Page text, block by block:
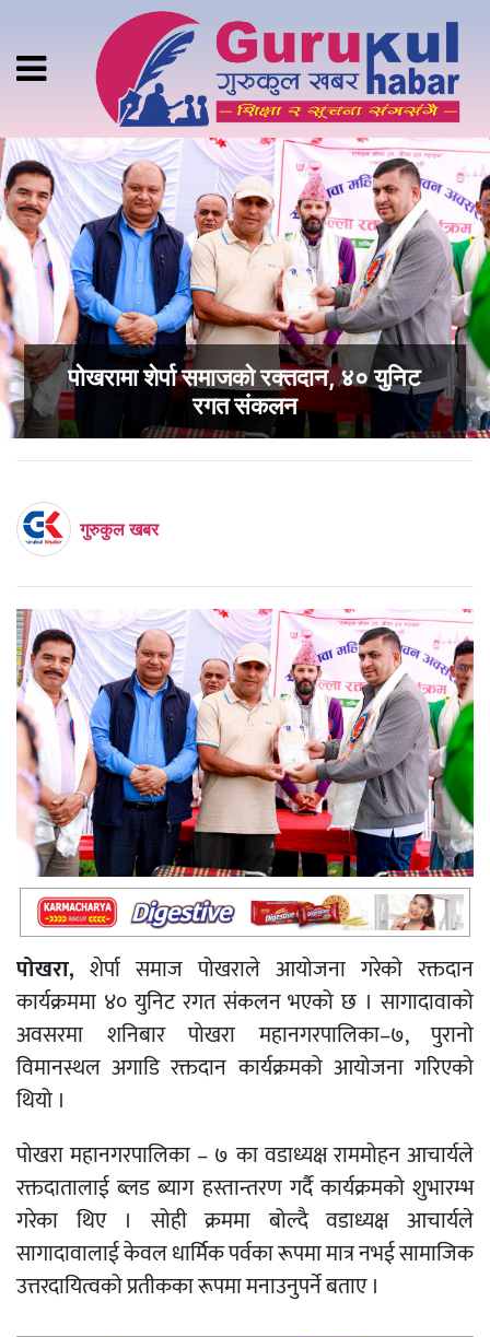
पोखरामा शेर्पा समाजको रक्तदान, ४० युनिट
रगत संकलन
गुरुकुल खबर
पोखरा, शेर्पा समाज पोखराले आयोजना गरेको रक्तदान
कार्यक्रममा ४० युनिट रगत संकलन भएको छ । सागादावाको
अवसरमा शनिबार पोखरा महानगरपालिका–७, पुरानो
विमानस्थल अगाडि रक्तदान कार्यक्रमको आयोजना गरिएको
थियो ।
पोखरा महानगरपालिका – ७ का वडाध्यक्ष राममोहन आचार्यले
रक्तदातालाई ब्लड ब्याग हस्तान्तरण गर्दै कार्यक्रमको शुभारम्भ
गरेका थिए । सोही क्रममा बोल्दै वडाध्यक्ष आचार्यले
सागादावालाई केवल धार्मिक पर्वका रूपमा मात्र नभई सामाजिक
उत्तरदायित्वको प्रतीकका रूपमा मनाउनुपर्ने बताए ।